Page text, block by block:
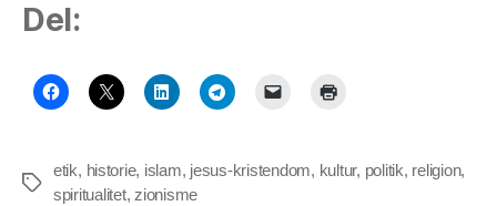
Del:
Tags
etik, historie, islam, jesus-kristendom, kultur, politik, religion,
spiritualitet, zionisme